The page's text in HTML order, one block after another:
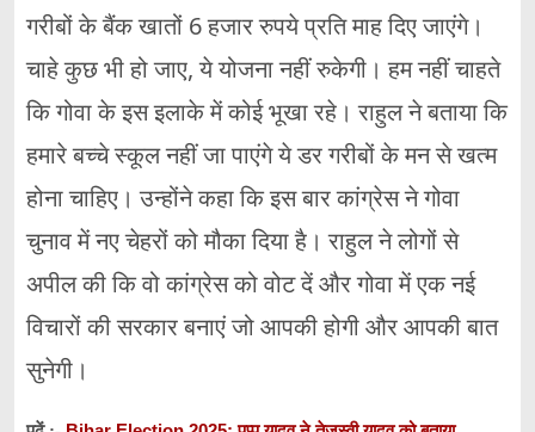
गरीबों के बैंक खातों 6 हजार रुपये प्रति माह दिए जाएंगे।
चाहे कुछ भी हो जाए, ये योजना नहीं रुकेगी। हम नहीं चाहते
कि गोवा के इस इलाके में कोई भूखा रहे। राहुल ने बताया कि
हमारे बच्चे स्कूल नहीं जा पाएंगे ये डर गरीबों के मन से खत्म
होना चाहिए। उन्होंने कहा कि इस बार कांग्रेस ने गोवा
चुनाव में नए चेहरों को मौका दिया है। राहुल ने लोगों से
अपील की कि वो कांग्रेस को वोट दें और गोवा में एक नई
विचारों की सरकार बनाएं जो आपकी होगी और आपकी बात
सुनेगी।